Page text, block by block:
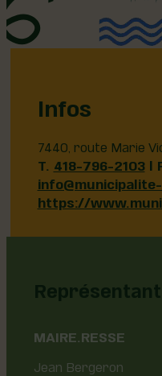
Infos
7440, route Marie
T. 418-796-2103|
https://
MAIRE.RESSE
Jean Bergeron